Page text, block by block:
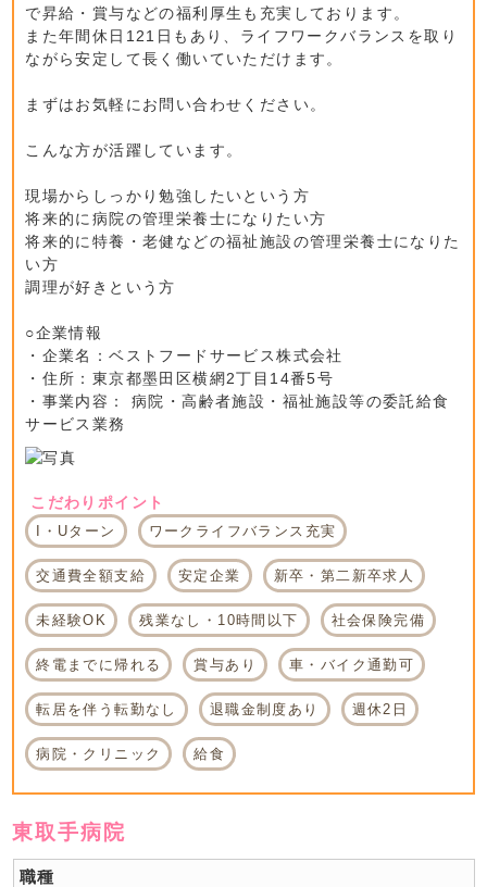
で昇給・賞与などの福利厚生も充実しております。
また年間休日121日もあり、ライフワークバランスを取り
ながら安定して長く働いていただけます。
まずはお気軽にお問い合わせください。
こんな方が活躍しています。
現場からしっかり勉強したいという方
将来的に病院の管理栄養士になりたい方
将来的に特養・老健などの福祉施設の管理栄養士になりた
い方
調理が好きという方
○企業情報
・企業名：ベストフードサービス株式会社
・住所：東京都墨田区横網2丁目14番5号
・事業内容： 病院・高齢者施設・福祉施設等の委託給食
サービス業務
こだわりポイント
I・Uターン ワークライフバランス充実
交通費全額支給 安定企業 新卒・第二新卒求人
未経験OK 残業なし・10時間以下 社会保険完備
終電までに帰れる 賞与あり 車・バイク通勤可
転居を伴う転勤なし 退職金制度あり 週休2日
病院・クリニック 給食
東取手病院
職種